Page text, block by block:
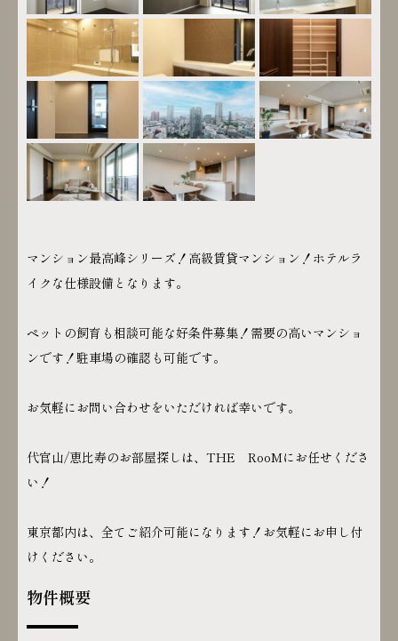
マンション最高峰シリーズ！高級賃貸マンション！ホテルラ
イクな仕様設備となります。
ペットの飼育も相談可能な好条件募集！需要の高いマンショ
ンです！駐車場の確認も可能です。
お気軽にお問い合わせをいただければ幸いです。
代官山/恵比寿のお部屋探しは、THE RooMにお任せくださ
い！
東京都内は、全てご紹介可能になります！お気軽にお申し付
けください。
物件概要